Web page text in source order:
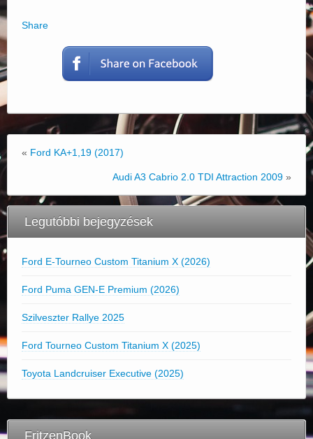
Share
« Ford KA+1,19 (2017)
Audi A3 Cabrio 2.0 TDI Attraction 2009 »
Legutóbbi bejegyzések
Ford E-Tourneo Custom Titanium X (2026)
Ford Puma GEN-E Premium (2026)
Szilveszter Rallye 2025
Ford Tourneo Custom Titanium X (2025)
Toyota Landcruiser Executive (2025)
FritzenBook